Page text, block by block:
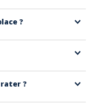
le gilet est fourni.
puissants de mai à
?
et bases nautiques
ainsi que des
tractées.
?